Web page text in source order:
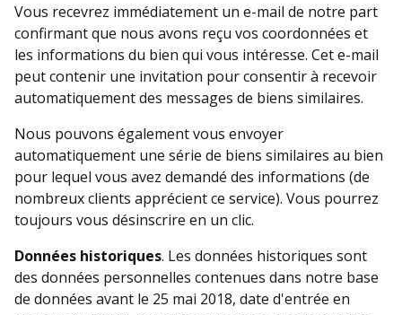
Vous recevrez immédiatement un e-mail de notre part
confirmant que nous avons reçu vos coordonnées et
les informations du bien qui vous intéresse. Cet e-mail
peut contenir une invitation pour consentir à recevoir
automatiquement des messages de biens similaires.
Nous pouvons également vous envoyer
automatiquement une série de biens similaires au bien
pour lequel vous avez demandé des informations (de
nombreux clients apprécient ce service). Vous pourrez
toujours vous désinscrire en un clic.
Données historiques. Les données historiques sont
des données personnelles contenues dans notre base
de données avant le 25 mai 2018, date d'entrée en